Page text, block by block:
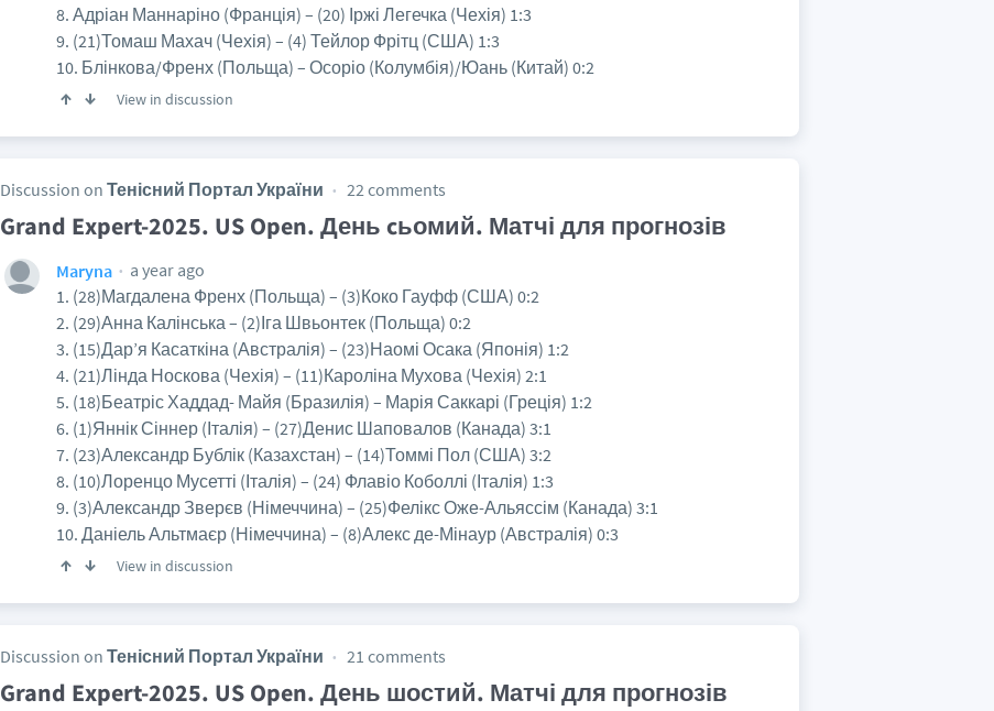
8. Адріан Маннаріно (Франція) – (20) Іржі Легечка (Чехія) 1:3
9. (21)Томаш Махач (Чехія) – (4) Тейлор Фрітц (США) 1:3
10. Блінкова/Френх (Польща) – Осоріо (Колумбія)/Юань (Китай) 0:2
View in discussion
Discussion on Тенісний Портал України 22 comments
Grand Expert-2025. US Open. День cьомий. Матчі для прогнозів
Maryna
a year ago
1. (28)Магдалена Френх (Польща) – (3)Коко Гауфф (США) 0:2
2. (29)Анна Калінська – (2)Іга Швьонтек (Польща) 0:2
3. (15)Дар’я Касаткіна (Австралія) – (23)Наомі Осака (Японія) 1:2
4. (21)Лінда Носкова (Чехія) – (11)Кароліна Мухова (Чехія) 2:1
5. (18)Беатріс Хаддад- Майя (Бразилія) – Марія Саккарі (Греція) 1:2
6. (1)Яннік Сіннер (Італія) – (27)Денис Шаповалов (Канада) 3:1
7. (23)Александр Бублік (Казахстан) – (14)Томмі Пол (США) 3:2
8. (10)Лоренцо Мусетті (Італія) – (24) Флавіо Коболлі (Італія) 1:3
9. (3)Александр Зверєв (Німеччина) – (25)Фелікс Оже-Альяссім (Канада) 3:1
10. Даніель Альтмаєр (Німеччина) – (8)Алекс де-Мінаур (Австралія) 0:3
View in discussion
Discussion on Тенісний Портал України 21 comments
Grand Expert-2025. US Open. День шостий. Матчі для прогнозів